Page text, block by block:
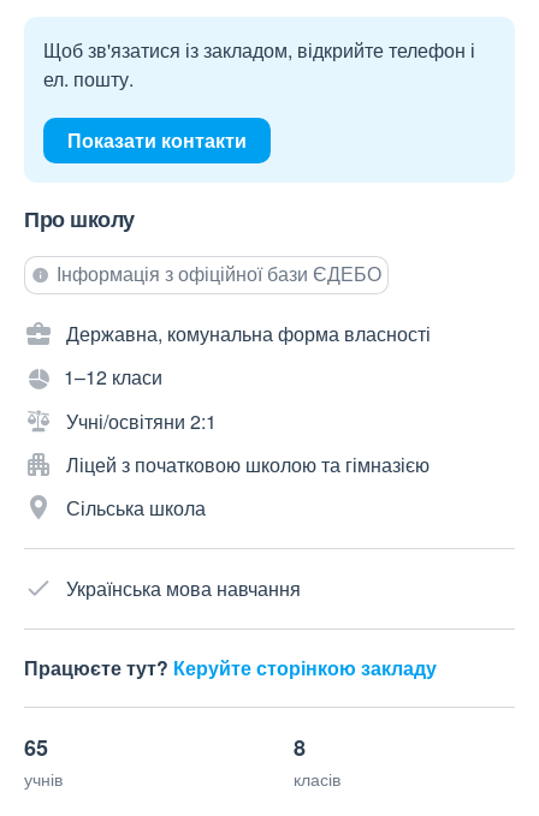
Щоб зв'язатися із закладом, відкрийте телефон і
ел. пошту.
Показати контакти
Про школу
Інформація з офіційної бази ЄДЕБО
Державна, комунальна форма власності
1–12 класи
Учні/освітяни 2:1
Ліцей з початковою школою та гімназією
Сільська школа
Українська мова навчання
Працюєте тут? Керуйте сторінкою закладу
65
учнів
8
класів